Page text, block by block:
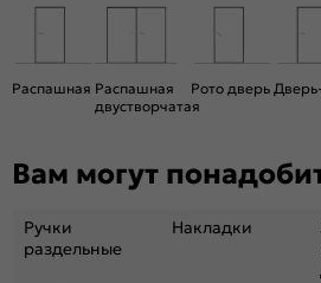
Конструкция двери:
Вес, кг:
Кромка:
Распашная Распашная
двустворчатая
Рото дверь
Вам могут
Ручки
раздельные
Накладки